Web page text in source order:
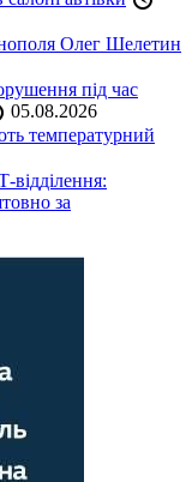
Олег Шелетин
під час
05.08.2026
температурний
за